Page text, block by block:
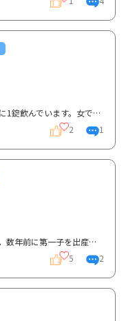
潰瘍性大腸炎でアサコール400mgを毎食後に1錠飲んでいます。女です。 妊活を考えているのですが、妊活...
2 1
クローン病になり18年目、30代の患者です。数年前に第一子を出産しました。 現時点で保険適応の生物学...
5 2